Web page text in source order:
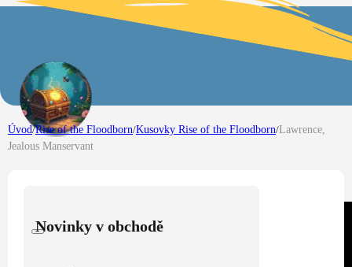
Úvod/Rise of the Floodborn/Kusovky Rise of the Floodborn/Lawrence,
Jealous Manservant
Novinky v obchodě